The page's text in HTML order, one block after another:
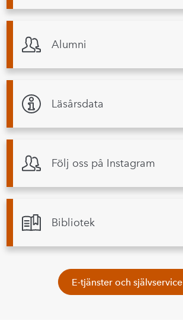
Alumni
Läsårsdata
Följ oss på Instagram
Bibliotek
E-tjänster och självservice